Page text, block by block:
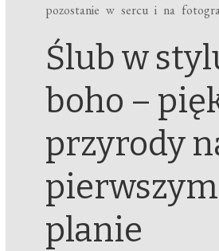
pozostanie w sercu i na
Ślub w
boho –
przyrody
pierwszym
planie